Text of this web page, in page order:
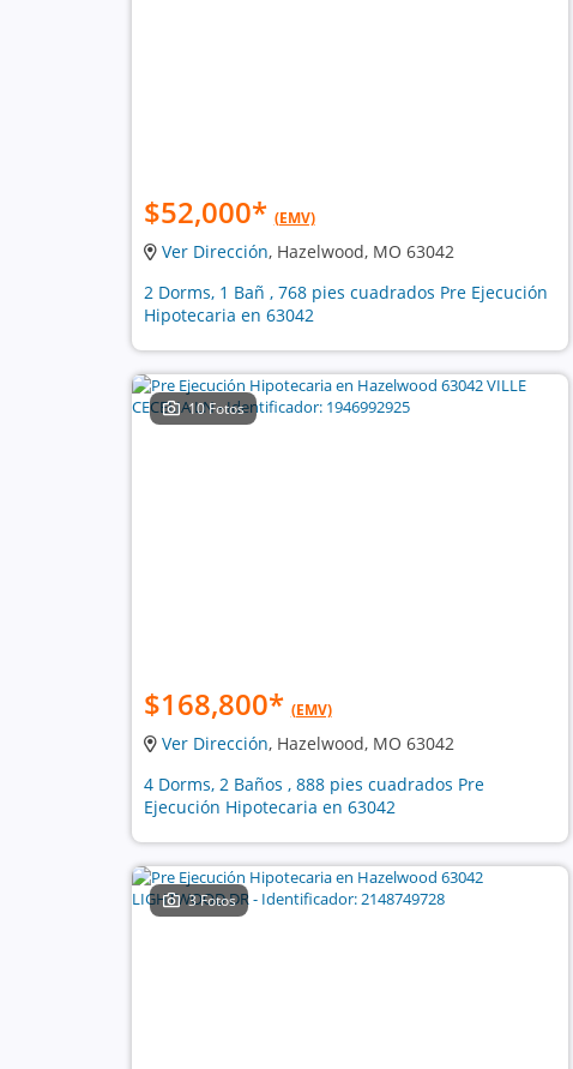
$52,000* (EMV)
Ver Dirección, Hazelwood, MO 63042
2 Dorms, 1 Bañ , 768 pies cuadrados Pre Ejecución
Hipotecaria en 63042
10 Fotos
$168,800* (EMV)
Ver Dirección, Hazelwood, MO 63042
4 Dorms, 2 Baños , 888 pies cuadrados Pre
Ejecución Hipotecaria en 63042
3 Fotos